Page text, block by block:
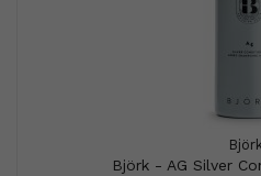
Björk - AG Silver